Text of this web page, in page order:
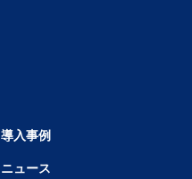
導入事例
ニュース